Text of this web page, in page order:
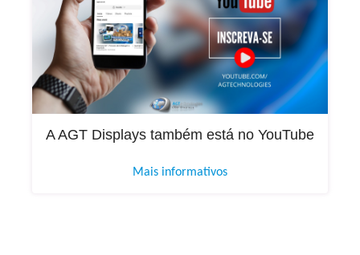
A AGT Displays também está no YouTube
Mais informativos